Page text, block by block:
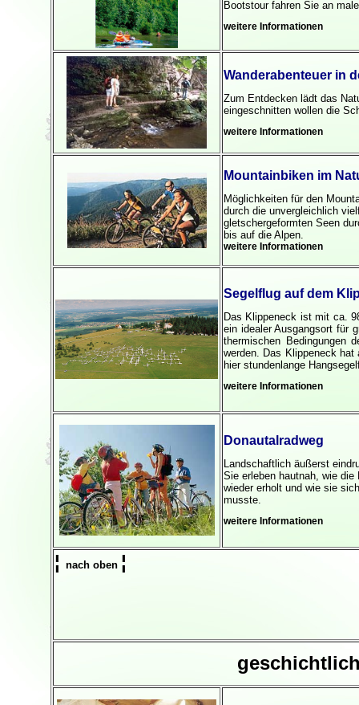
Bootstour fahren Sie an
weitere Informationen
Wanderabenteuer in
Zum Entdecken lädt das
eingeschnitten wollen die
weitere Informationen
Mountainbiken im
Möglichkeiten für den
durch die unvergleichlich
gletschergeformten Seen
bis auf die Alpen.
weitere Informationen
Segelflug auf dem
Das Klippeneck ist mit ca.
ein idealer Ausgangsort für
thermischen Bedingungen
werden. Das Klippeneck
hier stundenlange
weitere Informationen
Donautalradweg
Landschaftlich äußerst
Sie erleben hautnah, wie
wieder erholt und wie sie
musste.
weitere Informationen
¦ nach oben ¦